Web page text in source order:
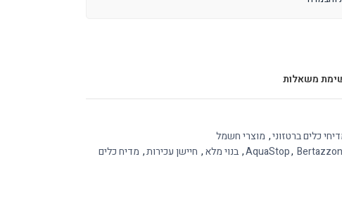
משאלות
כלים ברטזוני, מוצרי חשמל
AquaStop,
, בנוי מלא, חיישן עכירות, מדיח כלים